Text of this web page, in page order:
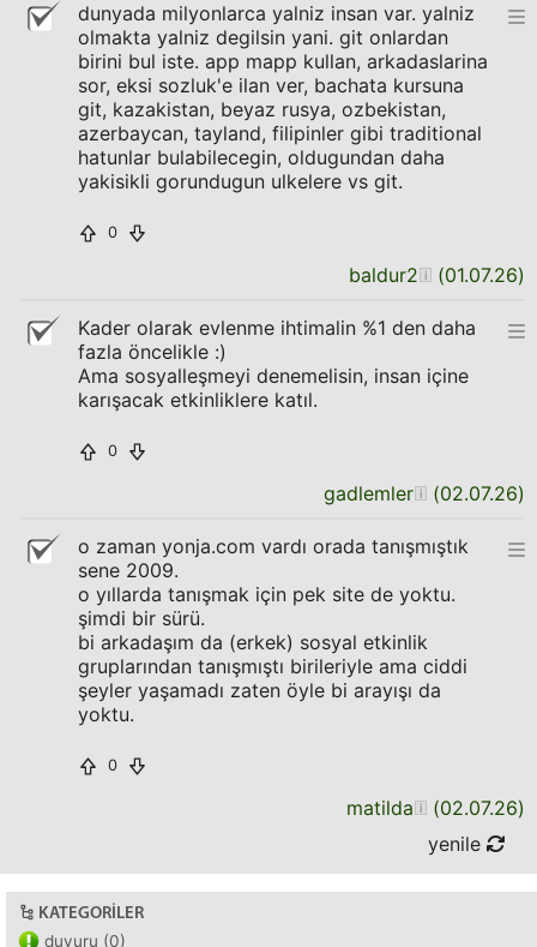
dunyada milyonlarca yalniz insan var. yalniz
olmakta yalniz degilsin yani. git onlardan
birini bul iste. app mapp kullan, arkadaslarina
sor, eksi sozluk'e ilan ver, bachata kursuna
git, kazakistan, beyaz rusya, ozbekistan,
azerbaycan, tayland, filipinler gibi traditional
hatunlar bulabilecegin, oldugundan daha
yakisikli gorundugun ulkelere vs git.
0
baldur2 (01.07.26)
Kader olarak evlenme ihtimalin %1 den daha
fazla öncelikle :)
Ama sosyalleşmeyi denemelisin, insan içine
karışacak etkinliklere katıl.
0
gadlemler (02.07.26)
o zaman yonja.com vardı orada tanışmıştık
sene 2009.
o yıllarda tanışmak için pek site de yoktu.
şimdi bir sürü.
bi arkadaşım da (erkek) sosyal etkinlik
gruplarından tanışmıştı birileriyle ama ciddi
şeyler yaşamadı zaten öyle bi arayışı da
yoktu.
0
matilda (02.07.26)
yenile
KATEGORILER
duyuru (0)